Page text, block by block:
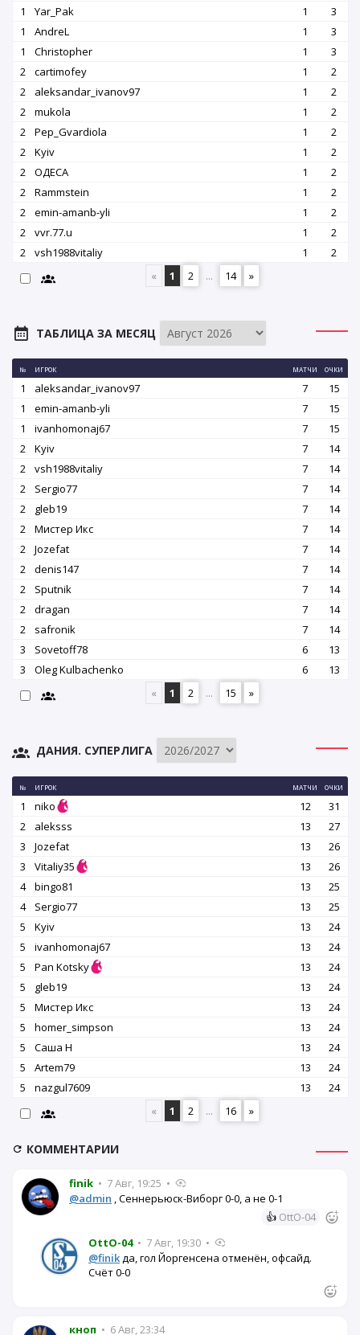
1
Yar_Pak 1
3
1
AndreL 1
3
1
Christopher 1
3
2
cartimofey 1
2
2
aleksandar_ivanov97 1
2
2
mukola 1
2
2
Pep_Gvardiola 1
2
2
Kyiv 1
2
2
OДЕСА 1
2
2
Rammstein 1
2
2
emin-amanb-yli 1
2
2
vvr.77.u 1
2
2
vsh1988vitaliy 1
2
«
1 2 ... 14 »
ТАБЛИЦА ЗА МЕСЯЦ
№ ИГРОК МАТЧИ ОЧКИ
1 aleksandar_ivanov97 7
15
1
emin-amanb-yli 7
15
1
ivanhomonaj67 7
15
2
Kyiv 7
14
2
vsh1988vitaliy 7
14
2
Sergio77 7
14
2
gleb19 7
14
2
Мистер Икс 7
14
2
Jozefat 7
14
2
denis147 7
14
2
Sputnik 7
14
2
dragan 7
14
2
safronik 7
14
3
Sovetoff78 6
13
3
Oleg Kulbachenko 6
13
«
1 2 ... 15 »
ДАНИЯ. СУПЕРЛИГА
№ ИГРОК МАТЧИ ОЧКИ
1 niko 12
31
2
aleksss 13
27
3
Jozefat 13
26
3
Vitaliy35 13
26
4
bingo81 13
25
4
Sergio77 13
25
5
Kyiv 13
24
5
ivanhomonaj67 13
24
5
Pan Kotsky 13
24
5
gleb19 13
24
5
Мистер Икс 13
24
5
homer_simpson 13
24
5
Саша Н 13
24
5
Artem79 13
24
5
nazgul7609 13
24
«
1 2 ... 16 »
КОММЕНТАРИИ
finik • 7 Авг, 19:25 •
@admin , Сеннерьюск-Виборг 0-0, а не 0-1
👍 OttO-04
OttO-04 • 7 Авг, 19:30 •
@finikда, гол Йоргенсена отменён, офсайд.
Счёт 0-0
кноп • 6 Авг, 23:34